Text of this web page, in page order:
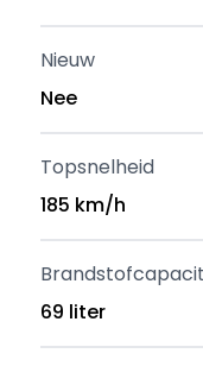
Nieuw
Nee
Topsnelheid
185 km/h
69 liter